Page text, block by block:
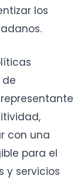
los
de
con una
para el
y servicios